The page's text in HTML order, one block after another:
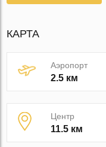
КАРТА
Аэропорт
2.5 км
Центр
11.5 км